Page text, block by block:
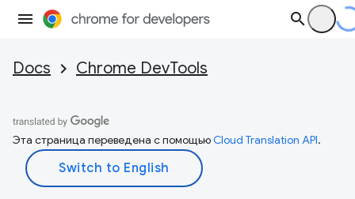
Docs Chrome DevTools
Эта страница переведена с помощьюCloud Translation API.